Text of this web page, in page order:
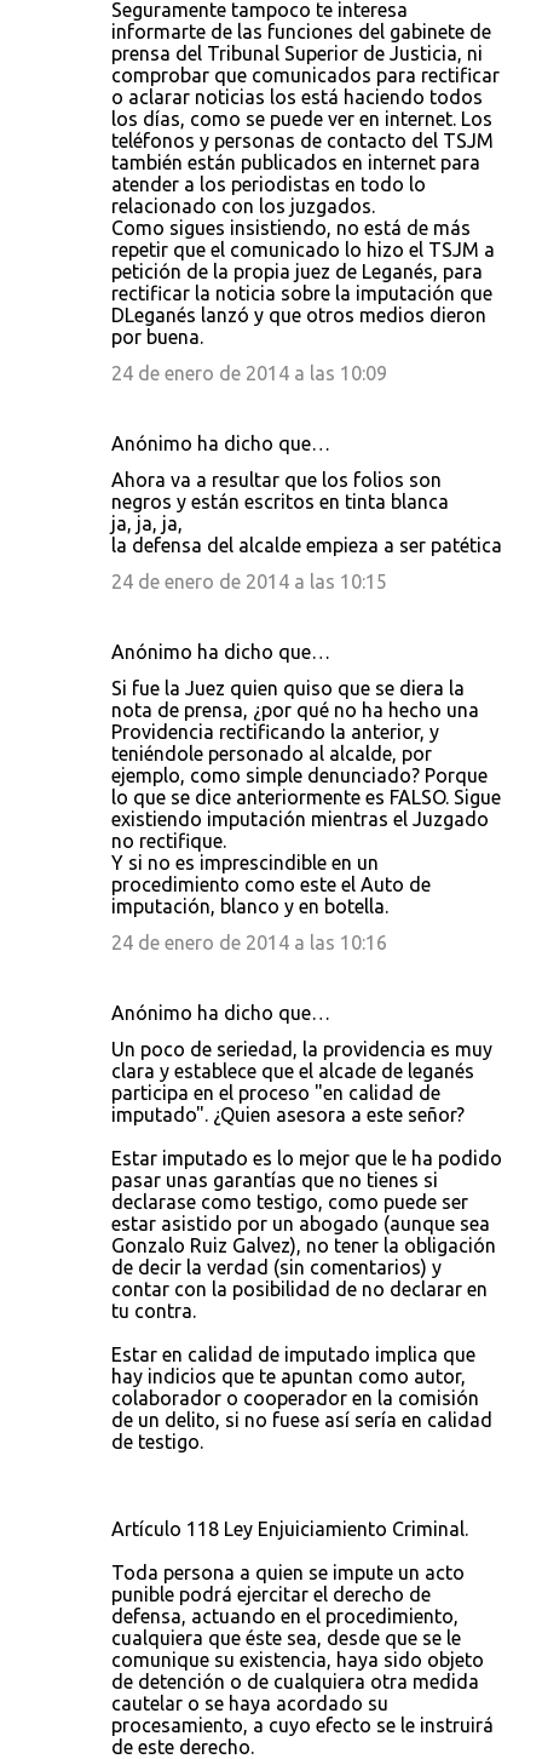
Seguramente tampoco te interesa
informarte de las funciones del gabinete de
prensa del Tribunal Superior de Justicia, ni
comprobar que comunicados para rectificar
o aclarar noticias los está haciendo todos
los días, como se puede ver en internet. Los
teléfonos y personas de contacto del TSJM
también están publicados en internet para
atender a los periodistas en todo lo
relacionado con los juzgados.
Como sigues insistiendo, no está de más
repetir que el comunicado lo hizo el TSJM a
petición de la propia juez de Leganés, para
rectificar la noticia sobre la imputación que
DLeganés lanzó y que otros medios dieron
por buena.
24 de enero de 2014 a las 10:09
Anónimo ha dicho que…
Ahora va a resultar que los folios son
negros y están escritos en tinta blanca
ja, ja, ja,
la defensa del alcalde empieza a ser patética
24 de enero de 2014 a las 10:15
Anónimo ha dicho que…
Si fue la Juez quien quiso que se diera la
nota de prensa, ¿por qué no ha hecho una
Providencia rectificando la anterior, y
teniéndole personado al alcalde, por
ejemplo, como simple denunciado? Porque
lo que se dice anteriormente es FALSO. Sigue
existiendo imputación mientras el Juzgado
no rectifique.
Y si no es imprescindible en un
procedimiento como este el Auto de
imputación, blanco y en botella.
24 de enero de 2014 a las 10:16
Anónimo ha dicho que…
Un poco de seriedad, la providencia es muy
clara y establece que el alcade de leganés
participa en el proceso "en calidad de
imputado". ¿Quien asesora a este señor?
Estar imputado es lo mejor que le ha podido
pasar unas garantías que no tienes si
declarase como testigo, como puede ser
estar asistido por un abogado (aunque sea
Gonzalo Ruiz Galvez), no tener la obligación
de decir la verdad (sin comentarios) y
contar con la posibilidad de no declarar en
tu contra.
Estar en calidad de imputado implica que
hay indicios que te apuntan como autor,
colaborador o cooperador en la comisión
de un delito, si no fuese así sería en calidad
de testigo.
Artículo 118 Ley Enjuiciamiento Criminal.
Toda persona a quien se impute un acto
punible podrá ejercitar el derecho de
defensa, actuando en el procedimiento,
cualquiera que éste sea, desde que se le
comunique su existencia, haya sido objeto
de detención o de cualquiera otra medida
cautelar o se haya acordado su
procesamiento, a cuyo efecto se le instruirá
de este derecho.